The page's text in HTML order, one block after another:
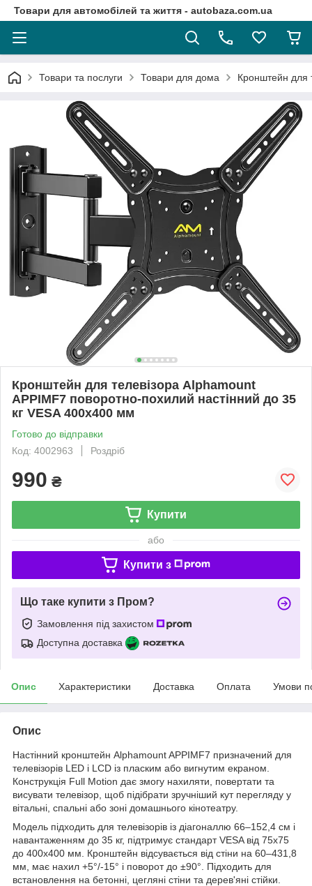
Товари для автомобілей та життя - autobaza.com.ua
Товари та послуги Товари для дома Кронштейн для
Кронштейн для телевізора Alphamount
APPIMF7 поворотно-похилий настінний до 35
кг VESA 400x400 мм
Готово до відправки
Код: 4002963
Роздріб
990 ₴
Купити
або
Купити з
Що таке купити з Пром?
Замовлення під захистом
Доступна доставка
Опис Характеристики Доставка Оплата Умови
Опис
Настінний кронштейн Alphamount APPIMF7 призначений для
телевізорів LED і LCD із пласким або вигнутим екраном.
Конструкція Full Motion дає змогу нахиляти, повертати та
висувати телевізор, щоб підібрати зручніший кут перегляду у
вітальні, спальні або зоні домашнього кінотеатру.
Модель підходить для телевізорів із діагоналлю 66–152,4 см і
навантаженням до 35 кг, підтримує стандарт VESA від 75x75
до 400x400 мм. Кронштейн відсувається від стіни на 60–431,8
мм, має нахил +5°/-15° і поворот до ±90°. Підходить для
встановлення на бетонні, цегляні стіни та дерев'яні стійки.